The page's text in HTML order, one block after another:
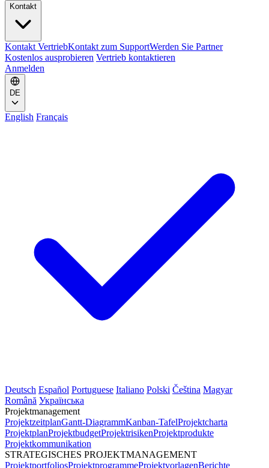
Kontakt
Kontakt VertriebKontakt zum SupportWerden Sie Partner
Kostenlos ausprobieren Vertrieb kontaktieren
Anmelden
DE
English Français
Deutsch Español Portuguese Italiano Polski Čeština Magyar
Română Українська
Projektmanagement
ProjektzeitplanGantt-DiagrammKanban-TafelProjektcharta
ProjektplanProjektbudgetProjektrisikenProjektprodukte
Projektkommunikation
STRATEGISCHES PROJEKTMANAGEMENT
ProjektportfoliosProjektprogrammeProjektvorlagenBerichte